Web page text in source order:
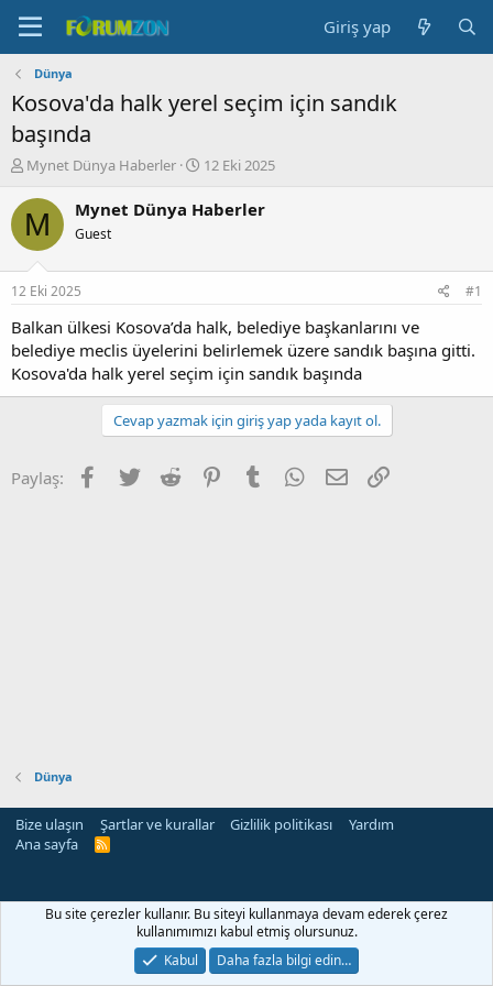
Giriş yap
Dünya
Kosova'da halk yerel seçim için sandık
başında
K
n
b
u
u
b
a
ş
l
a
t
Mynet Dünya Haberler
B
ş
ç
t
a
r
i
h
i
12 Eki 2025
M Mynet Dünya Haberler
Guest
12 Eki 2025 #1
Balkan ülkesi Kosova’da halk, belediye başkanlarını ve
belediye meclis üyelerini belirlemek üzere sandık başına gitti.
Kosova'da halk yerel seçim için sandık başında
Cevap yazmak için giriş yap yada kayıt ol.
Paylaş: Facebook
Twitter Reddit PinterestTumblr WhatsApp
E-posta
Dünya
Bize ulaşın Şartlar ve kurallar Gizlilik politikası
Yardım
Ana sayfa
R
Bu site çerezler kullanır. Bu siteyi kullanmaya devam ederek çerez
kullanımımızı kabul etmiş olursunuz.
Kabul
Daha fazla bilgi edin…